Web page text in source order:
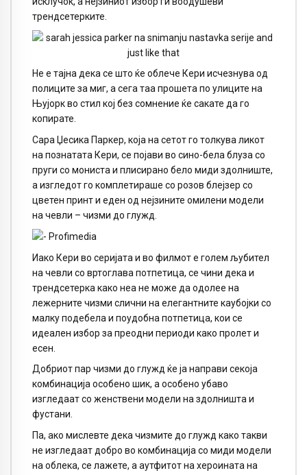
трендсетерките.
Не е тајна дека се што ќе облече Кери исчезнува од
полиците за миг, а сега таа прошета по улиците на
Њујорк во стил кој без сомнение ќе сакате да го
копирате.
Сара Џесика Паркер, која на сетот го толкува ликот
на познатата Кери, се појави во сино-бела блуза со
пруги со мониста и плисирано бело миди здолниште,
а изгледот го комплетираше со розов блејзер со
цветен принт и еден од нејзините омилени модели
на чевли – чизми до глужд.
Иако Кери во серијата и во филмот е голем љубител
на чевли со вртоглава потпетица, се чини дека и
трендсетерка како неа не може да одолее на
лежерните чизми слични на елегантните каубојки со
малку подебела и поудобна потпетица, кои се
идеален избор за преодни периоди како пролет и
есен.
Добриот пар чизми до глужд ќе ја направи секоја
комбинација особено шик, а особено убаво
изгледаат со женствени модели на здолништа и
фустани.
Па, ако мислевте дека чизмите до глужд како такви
не изгледаат добро во комбинација со миди модели
на облека, се лажете, а аутфитот на хероината на